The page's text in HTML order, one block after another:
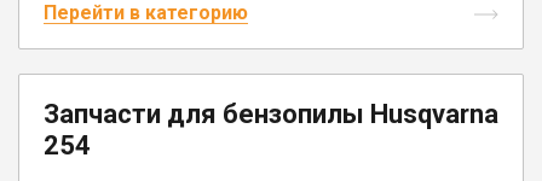
Перейти в категорию
Запчасти для бензопилы Husqvarna
254